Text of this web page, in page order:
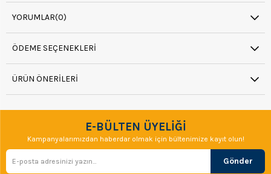
YORUMLAR(0)
ÖDEME SEÇENEKLERI
ÜRÜN ÖNERILERI
E-BÜLTEN ÜYELİĞİ
Kampanyalarımızdan haberdar olmak için bültenimize kayıt olun!
Gönder